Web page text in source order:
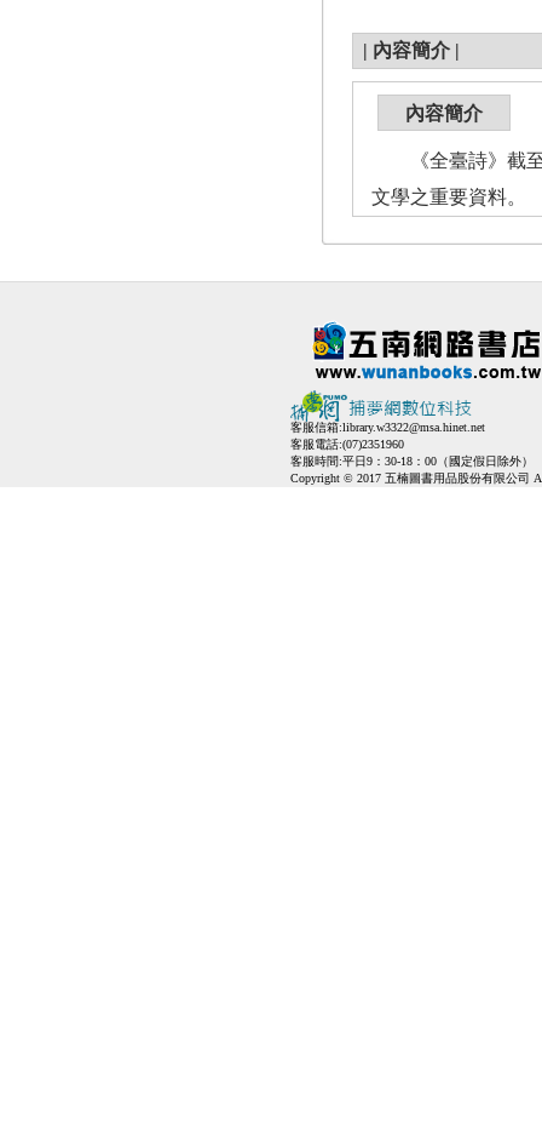
| 內容簡介 |
內容簡介
《全臺詩》截至
文學之重要資料。
客服信箱:library.w3322@msa.hinet.net
客服電話:(07)2351960
客服時間:平日9：30-18：00（國定假日除外）
Copyright © 2017 五楠圖書用品股份有限公司